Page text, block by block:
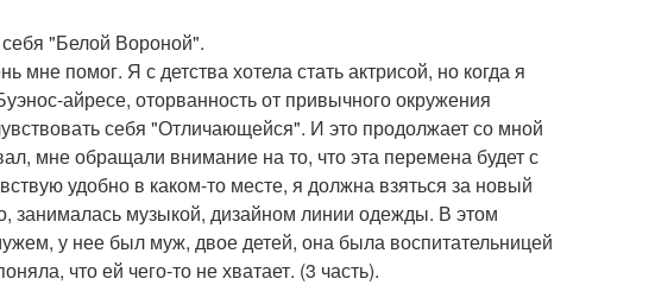
"Белой Вороной".
помог. Я с детства хотела стать актрисой, но когда я
айресе, оторванность от привычного окружения
себя "Отличающейся". И это продолжает со мной
мне обращали внимание на то, что эта перемена будет с
удобно в каком-то месте, я должна взяться за новый
занималась музыкой, дизайном линии одежды. В этом
у нее был муж, двое детей, она была воспитательницей
что ей чего-то не хватает. (3 часть).